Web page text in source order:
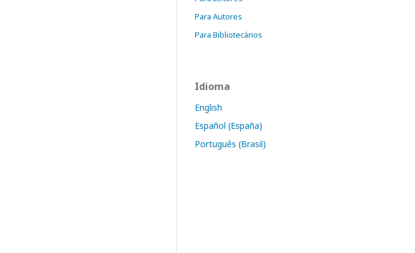
Para Autores
Para Bibliotecários
Idioma
English
Español (España)
Português (Brasil)